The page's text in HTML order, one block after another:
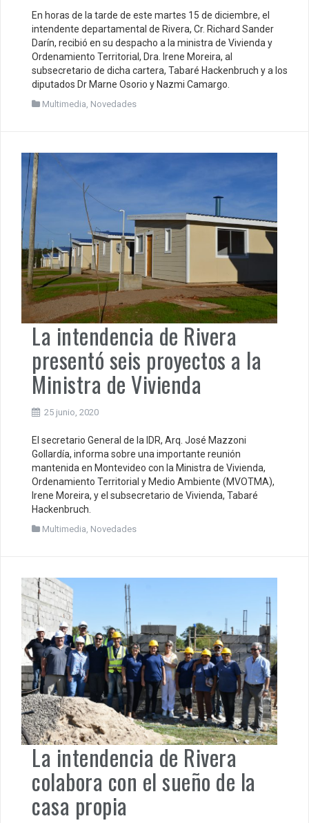
En horas de la tarde de este martes 15 de diciembre, el
intendente departamental de Rivera, Cr. Richard Sander
Darín, recibió en su despacho a la ministra de Vivienda y
Ordenamiento Territorial, Dra. Irene Moreira, al
subsecretario de dicha cartera, Tabaré Hackenbruch y a los
diputados Dr Marne Osorio y Nazmi Camargo.
Multimedia Novedades
La intendencia de Rivera
presentó seis proyectos a la
Ministra de Vivienda
25 junio, 2020
El secretario General de la IDR, Arq. José Mazzoni
Gollardía, informa sobre una importante reunión
mantenida en Montevideo con la Ministra de Vivienda,
Ordenamiento Territorial y Medio Ambiente (MVOTMA),
Irene Moreira, y el subsecretario de Vivienda, Tabaré
Hackenbruch.
Multimedia, Novedades
La intendencia de Rivera
colabora con el sueño de la
casa propia